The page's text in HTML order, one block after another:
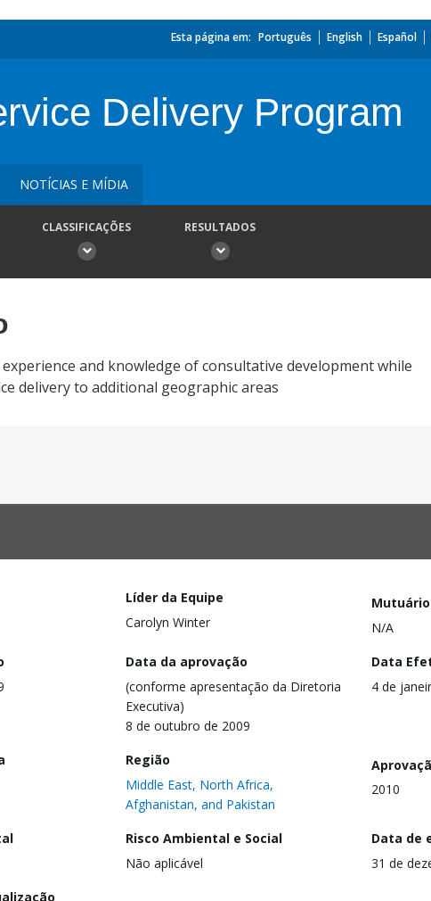
Esta página em: Português English Español
Delivery Program
NOTÍCIAS E MÍDIA
CLASSIFICAÇÕES RESULTADOS
and knowledge of consultative development while
delivery to additional geographic areas
Líder da Equipe
Carolyn Winter
Mutuário
N/A
Data da aprovação
(conforme apresentação da Diretoria
Executiva)
8 de outubro de 2009
Data
4 de
Região
Middle East, North Africa,
Afghanistan, and Pakistan
2010
Risco Ambiental e Social
Não aplicável
Data de
31 de